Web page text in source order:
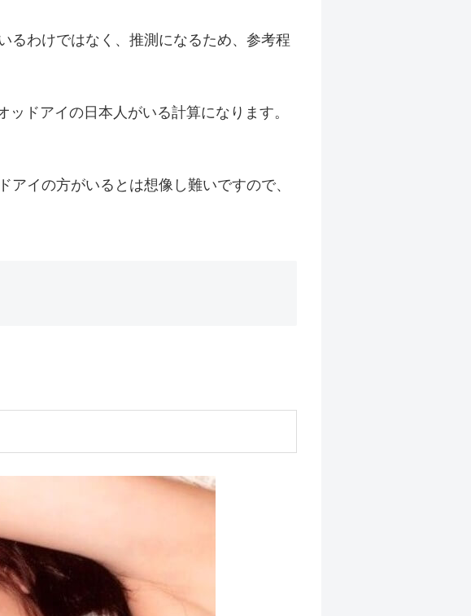
るわけではなく、推測になるため、参考程
ドアイの日本人がいる計算になります。
イの方がいるとは想像し難いですので、